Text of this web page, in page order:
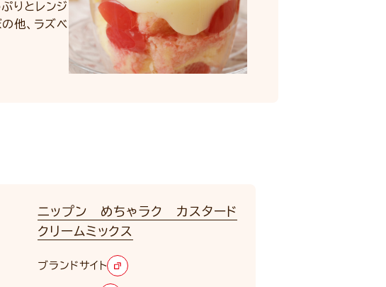
りとレンジ
他、ラズベ
ニップン めちゃラク カスタード
クリームミックス
ブランドサイト